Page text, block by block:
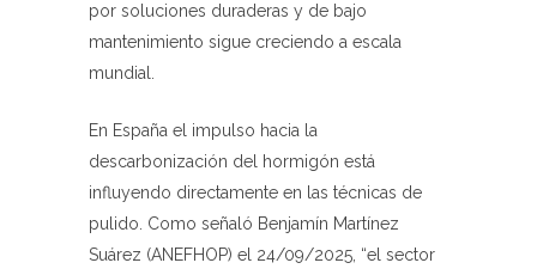
por soluciones duraderas y de bajo
mantenimiento sigue creciendo a escala
mundial.
En España el impulso hacia la
descarbonización del hormigón está
influyendo directamente en las técnicas de
pulido. Como señaló Benjamín Martínez
Suárez (ANEFHOP) el 24/09/2025, “el sector